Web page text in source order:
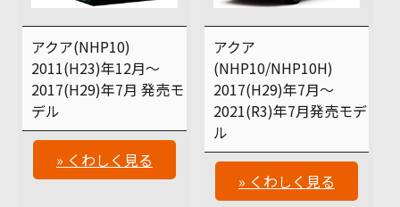
アクア(NHP10)
2011(H23)年12月～
2017(H29)年7月 発売モ
デル
» くわしく見る
アクア
(NHP10/NHP10H)
2017(H29)年7月～
2021(R3)年7月発売モデ
ル
» くわしく見る